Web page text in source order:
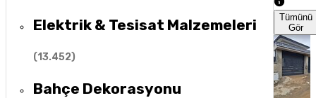
Elektrik & Tesisat Malzemeleri
(13.452)
Bahçe Dekorasyonu
Tümünü
Gör